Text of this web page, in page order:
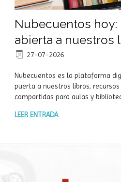
Nubecuentos hoy:
abierta a nuestros
27-07-2026
Nubecuentos es la plataforma
puerta a nuestros libros,
compartidas para aulas y
LEER ENTRADA